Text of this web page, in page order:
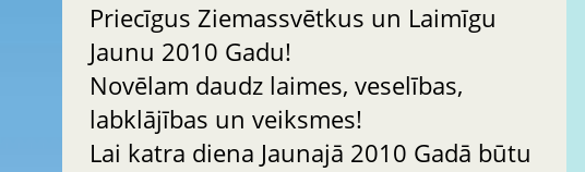
Priecīgus Ziemassvētkus un Laimīgu
Jaunu 2010 Gadu!
Novēlam daudz laimes, veselības,
labklājības un veiksmes!
Lai katra diena Jaunajā 2010 Gadā būtu